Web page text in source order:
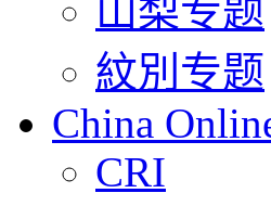
山梨专题
紋別专题
China
CRI